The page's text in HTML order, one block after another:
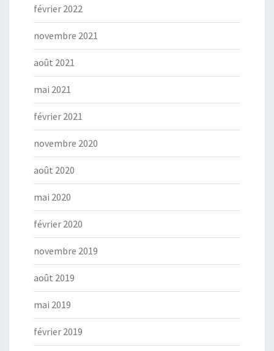
février 2022
novembre 2021
août 2021
mai 2021
février 2021
novembre 2020
août 2020
mai 2020
février 2020
novembre 2019
août 2019
mai 2019
février 2019